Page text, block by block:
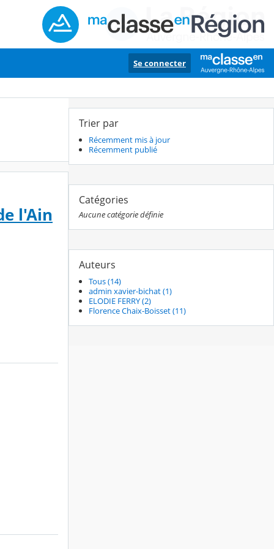
Se connecter
l'Ain
Trier par
Récemment mis à jour
Récemment publié
Catégories
Aucune catégorie définie
Auteurs
Tous (14)
admin xavier-bichat (1)
ELODIE FERRY (2)
Florence Chaix-Boisset (11)